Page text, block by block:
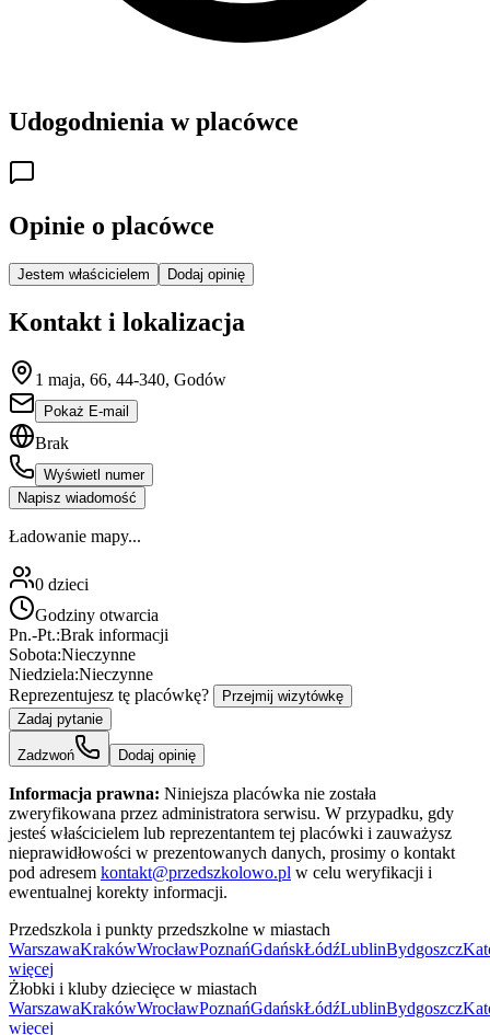
Udogodnienia w placówce
Opinie o placówce
Jestem właścicielem Dodaj opinię
Kontakt i lokalizacja
1 maja, 66, 44-340, Godów
Pokaż E-mail
Brak
Wyświetl numer
Napisz wiadomość
Ładowanie mapy...
0 dzieci
Godziny otwarcia
Pn.-Pt.:Brak informacji
Sobota:Nieczynne
Niedziela:Nieczynne
Reprezentujesz tę placówkę?
Przejmij wizytówkę
Zadaj pytanie
Zadzwoń Dodaj opinię
Informacja prawna: Niniejsza placówka nie została
zweryfikowana przez administratora serwisu. W przypadku, gdy
jesteś właścicielem lub reprezentantem tej placówki i zauważysz
nieprawidłowości w prezentowanych danych, prosimy o kontakt
pod adresem kontakt@przedszkolowo.pl w celu weryfikacji i
ewentualnej korekty informacji.
Przedszkola i punkty przedszkolne w miastach
WarszawaKrakówWrocławPoznańGdańskŁódźLublinBydgoszcz
więcej
Żłobki i kluby dziecięce w miastach
WarszawaKrakówWrocławPoznańGdańskŁódźLublinBydgoszcz
więcej